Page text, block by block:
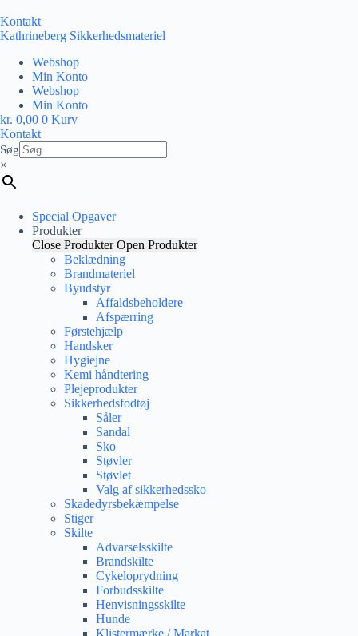
til
indhold
Kontakt
Kathrineberg Sikkerhedsmateriel
Webshop
Min Konto
Webshop
Min Konto
kr. 0,00 0 Kurv
Kontakt
Søg
×
Special Opgaver
Produkter
Close Produkter Open Produkter
Beklædning
Brandmateriel
Byudstyr
Affaldsbeholdere
Afspærring
Førstehjælp
Handsker
Hygiejne
Kemi håndtering
Plejeprodukter
Sikkerhedsfodtøj
Såler
Sandal
Sko
Støvler
Støvlet
Valg af sikkerhedssko
Skadedyrsbekæmpelse
Stiger
Skilte
Advarselsskilte
Brandskilte
Cykeloprydning
Forbudsskilte
Henvisningsskilte
Hunde
Klistermærke / Markat